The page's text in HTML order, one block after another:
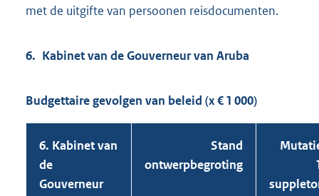
met de uitgifte van persoonen reisdocumenten.
6. Kabinet van de Gouverneur van Aruba
Budgettaire gevolgen van beleid (x € 1 000)
6. Kabinet van
de
Gouverneur
Stand
ontwerpbegroting